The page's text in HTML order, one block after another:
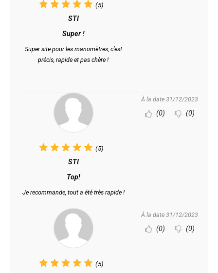
(5)
STI
Super !
Super site pour les manomètres, c’est
précis, rapide et pas chère !
(5)
STI
Top!
Je recommande, tout a été très rapide !
À la date 31/12/2023
(0) (0)
(5)
À la date 31/12/2023
(0) (0)